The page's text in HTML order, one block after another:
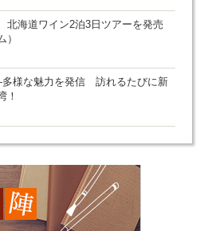
北海道ワイン2泊3日ツアーを発売
）
多様な魅力を発信 訪れるたびに新
！